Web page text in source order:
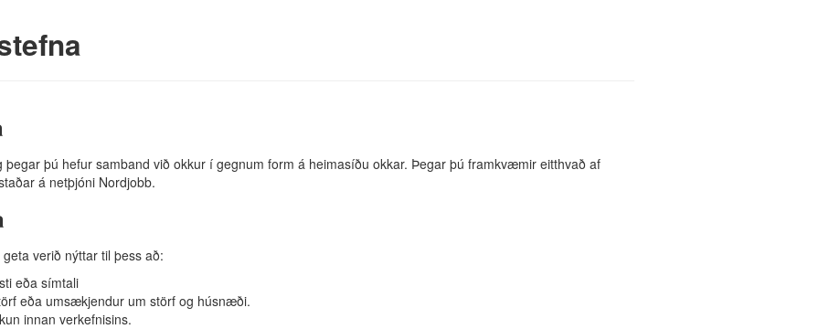
þegar þú hefur samband við okkur í gegnum form á heimasíðu okkar. Þegar þú framkvæmir eitthvað af
á netþjóni Nordjobb.
verið nýttar til þess að:
eða símtali
eða umsækjendur um störf og húsnæði.
innan verkefnisins.